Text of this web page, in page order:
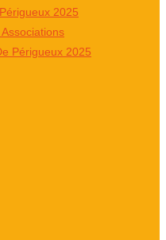
2025
Périgueux 2025